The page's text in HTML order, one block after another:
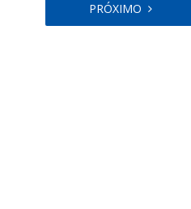
PRÓXIMO